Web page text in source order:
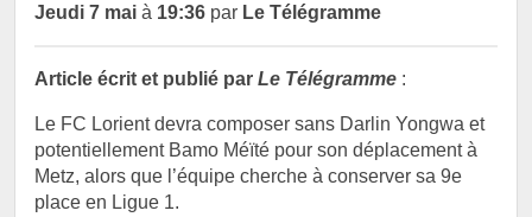
Jeudi 7 mai à 19:36 par Le Télégramme
Article écrit et publié par Le Télégramme :
Le FC Lorient devra composer sans Darlin Yongwa et
potentiellement Bamo Méïté pour son déplacement à
Metz, alors que l’équipe cherche à conserver sa 9e
place en Ligue 1.